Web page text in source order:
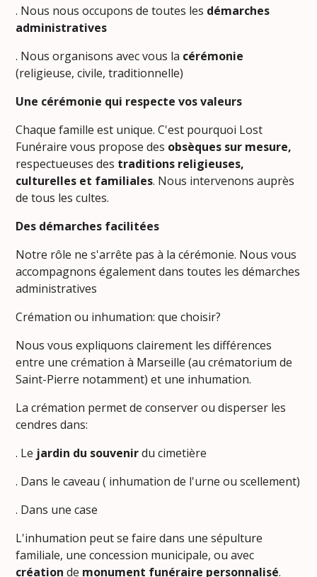
. Nous nous occupons de toutes les démarches
administratives
. Nous organisons avec vous la cérémonie
(religieuse, civile, traditionnelle)
Une cérémonie qui respecte vos valeurs
Chaque famille est unique. C'est pourquoi Lost
Funéraire vous propose des obsèques sur mesure,
respectueuses des traditions religieuses,
culturelles et familiales. Nous intervenons auprès
de tous les cultes.
Des démarches facilitées
Notre rôle ne s'arrête pas à la cérémonie. Nous vous
accompagnons également dans toutes les démarches
administratives
Crémation ou inhumation: que choisir?
Nous vous expliquons clairement les différences
entre une crémation à Marseille (au crématorium de
Saint-Pierre notamment) et une inhumation.
La crémation permet de conserver ou disperser les
cendres dans:
. Le jardin du souvenirdu cimetière
. Dans le caveau ( inhumation de l'urne ou scellement)
. Dans une case
L'inhumation peut se faire dans une sépulture
familiale, une concession municipale, ou avec
création de monument funéraire personnalisé.